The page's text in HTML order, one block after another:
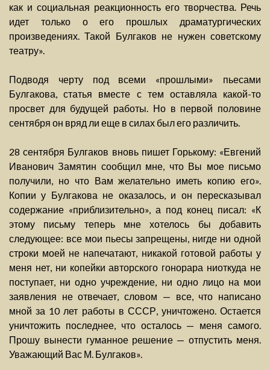
как и социальная реакционность его творчества. Речь
идет только о его прошлых драматургических
произведениях. Такой Булгаков не нужен советскому
театру».
Подводя черту под всеми «прошлыми» пьесами
Булгакова, статья вместе с тем оставляла какой-то
просвет для будущей работы. Но в первой половине
сентября он вряд ли еще в силах был его различить.
28 сентября Булгаков вновь пишет Горькому: «Евгений
Иванович Замятин сообщил мне, что Вы мое письмо
получили, но что Вам желательно иметь копию его».
Копии у Булгакова не оказалось, и он пересказывал
содержание «приблизительно», а под конец писал: «К
этому письму теперь мне хотелось бы добавить
следующее: все мои пьесы запрещены, нигде ни одной
строки моей не напечатают, никакой готовой работы у
меня нет, ни копейки авторского гонорара ниоткуда не
поступает, ни одно учреждение, ни одно лицо на мои
заявления не отвечает, словом — все, что написано
мной за 10 лет работы в СССР, уничтожено. Остается
уничтожить последнее, что осталось — меня самого.
Прошу вынести гуманное решение — отпустить меня.
Уважающий Вас М. Булгаков».